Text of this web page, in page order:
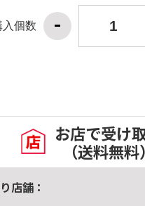
入個数
お店で受け
（送料無料）
店舗：